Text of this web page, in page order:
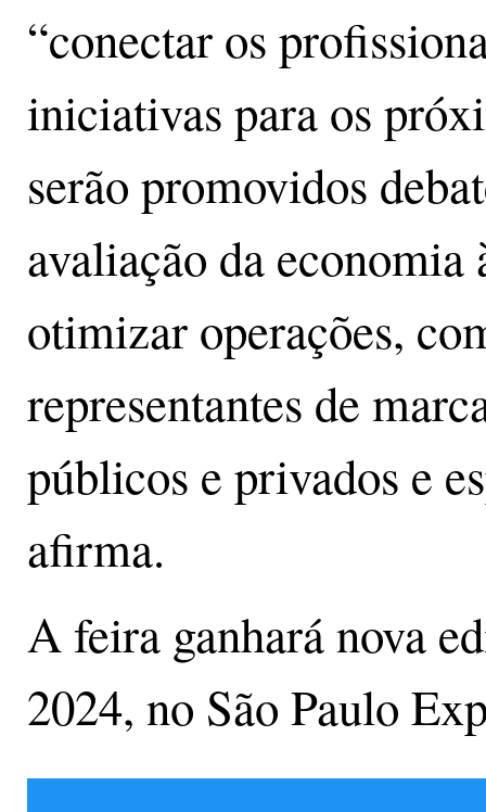
“conectar os
iniciativas para os
serão promovidos
avaliação da
otimizar operações,
representantes de
públicos e privados e
afirma.
A feira ganhará nova
2024, no São Paulo